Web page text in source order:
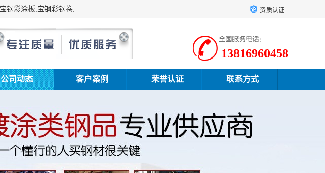
上海志辰实业有限公司主要经销:上海宝钢彩钢卷（宝钢总厂）台湾氟碳彩钢板,烨辉彩钢板,宝钢彩钢板,宝钢彩涂板,宝钢彩钢卷,马钢彩钢板,马钢彩钢卷,镀铝锌钢板,PVDF彩钢板,台湾烨辉彩钢板,高耐候彩钢板,硅改性彩钢板,规格齐全。 资质认证
13816960458
公司动态 客户案例 荣誉认证 联系方式